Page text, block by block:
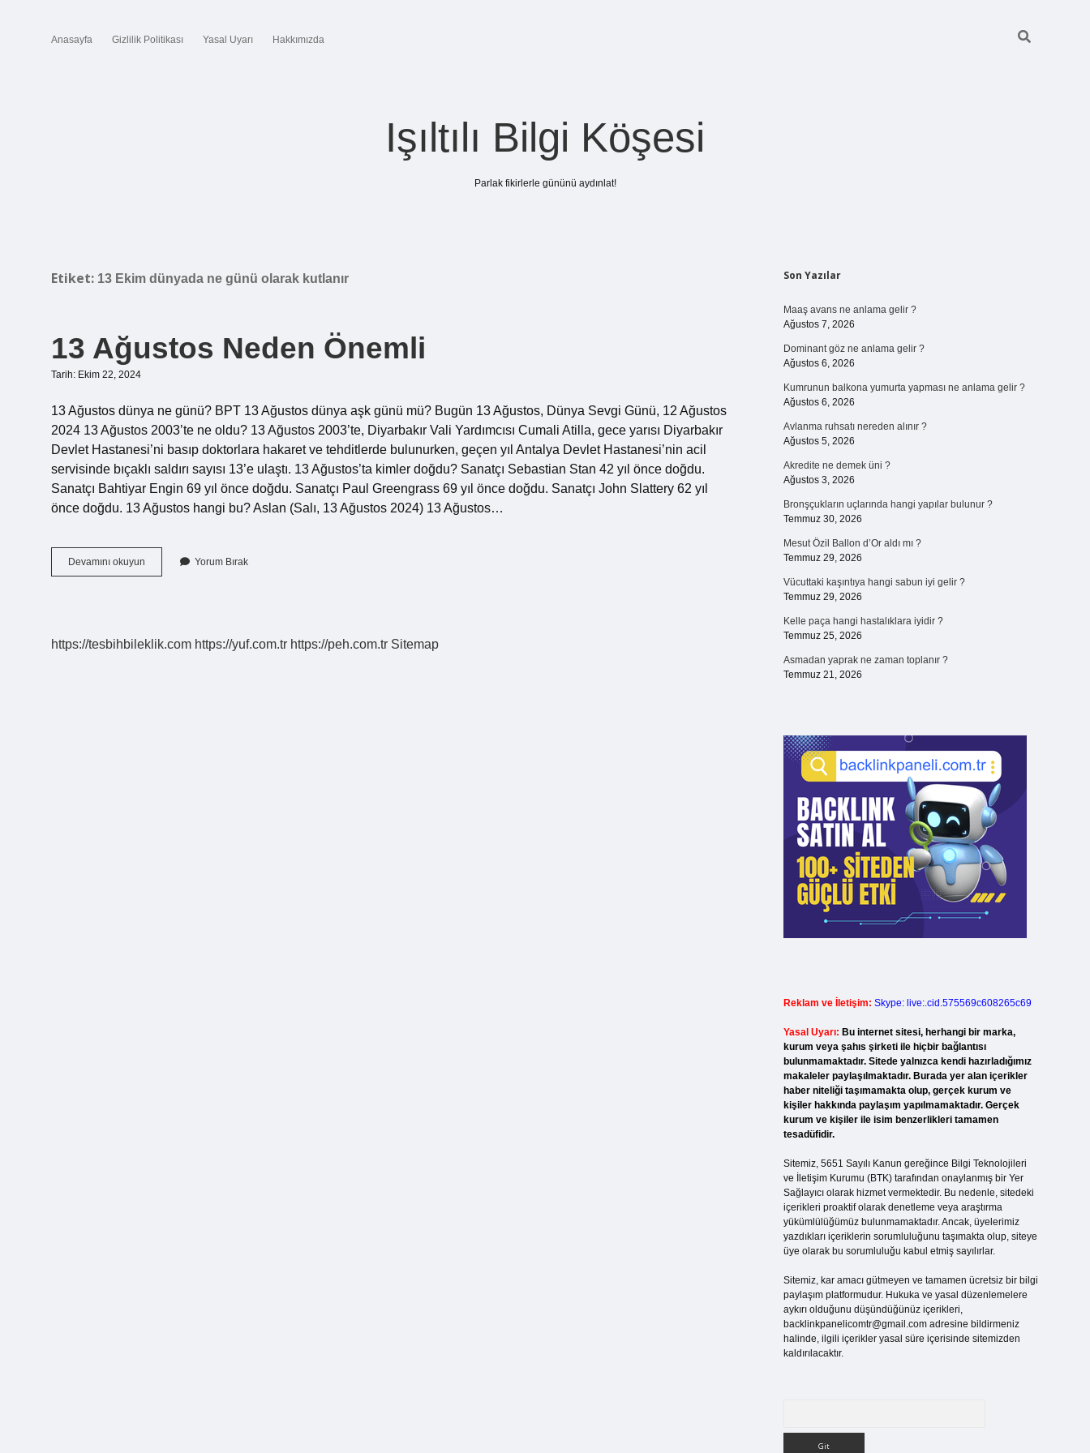
Anasayfa Gizlilik Politikası Yasal Uyarı Hakkımızda
Işıltılı Bilgi Köşesi
Parlak fikirlerle gününü aydınlat!
Etiket: 13 Ekim dünyada ne günü olarak kutlanır
13 Ağustos Neden Önemli
Tarih: Ekim 22, 2024
13 Ağustos dünya ne günü? BPT 13 Ağustos dünya aşk günü mü? Bugün 13 Ağustos, Dünya Sevgi Günü, 12 Ağustos
2024 13 Ağustos 2003’te ne oldu? 13 Ağustos 2003’te, Diyarbakır Vali Yardımcısı Cumali Atilla, gece yarısı Diyarbakır
Devlet Hastanesi’ni basıp doktorlara hakaret ve tehditlerde bulunurken, geçen yıl Antalya Devlet Hastanesi’nin acil
servisinde bıçaklı saldırı sayısı 13’e ulaştı. 13 Ağustos’ta kimler doğdu? Sanatçı Sebastian Stan 42 yıl önce doğdu.
Sanatçı Bahtiyar Engin 69 yıl önce doğdu. Sanatçı Paul Greengrass 69 yıl önce doğdu. Sanatçı John Slattery 62 yıl
önce doğdu. 13 Ağustos hangi bu? Aslan (Salı, 13 Ağustos 2024) 13 Ağustos…
Devamını okuyun
Ağustos
Yorum Bırak
https://tesbihbileklik.com https://yuf.com.tr https://peh.com.tr Sitemap
Sidebar
Son Yazılar
Maaş avans ne anlama gelir ?
Ağustos 7, 2026
Dominant göz ne anlama gelir ?
Ağustos 6, 2026
Kumrunun balkona yumurta yapması ne anlama gelir ?
Ağustos 6, 2026
Avlanma ruhsatı nereden alınır ?
Ağustos 5, 2026
Akredite ne demek üni ?
Ağustos 3, 2026
Bronşçukların uçlarında hangi yapılar bulunur ?
Temmuz 30, 2026
Mesut Özil Ballon d’Or aldı mı ?
Temmuz 29, 2026
Vücuttaki kaşıntıya hangi sabun iyi gelir ?
Temmuz 29, 2026
Kelle paça hangi hastalıklara iyidir ?
Temmuz 25, 2026
Asmadan yaprak ne zaman toplanır ?
Temmuz 21, 2026
Reklam ve İletişim: Skype: live:.cid.575569c608265c69
Yasal Uyarı: Bu internet sitesi, herhangi bir marka,
kurum veya şahıs şirketi ile hiçbir bağlantısı
bulunmamaktadır. Sitede yalnızca kendi hazırladığımız
makaleler paylaşılmaktadır. Burada yer alan içerikler
haber niteliği taşımamakta olup, gerçek kurum ve
kişiler hakkında paylaşım yapılmamaktadır. Gerçek
kurum ve kişiler ile isim benzerlikleri tamamen
tesadüfidir.
Sitemiz, 5651 Sayılı Kanun gereğince Bilgi Teknolojileri
ve İletişim Kurumu (BTK) tarafından onaylanmış bir Yer
Sağlayıcı olarak hizmet vermektedir. Bu nedenle, sitedeki
içerikleri proaktif olarak denetleme veya araştırma
yükümlülüğümüz bulunmamaktadır. Ancak, üyelerimiz
yazdıkları içeriklerin sorumluluğunu taşımakta olup, siteye
üye olarak bu sorumluluğu kabul etmiş sayılırlar.
Sitemiz, kar amacı gütmeyen ve tamamen ücretsiz bir bilgi
paylaşım platformudur. Hukuka ve yasal düzenlemelere
aykırı olduğunu düşündüğünüz içerikleri,
backlinkpanelicomtr@gmail.comadresine bildirmeniz
halinde, ilgili içerikler yasal süre içerisinde sitemizden
kaldırılacaktır.